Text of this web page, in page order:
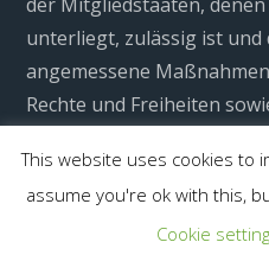
unterliegt, zulässig ist und
angemessene
Rechte und Freiheiten
(3) mit Ihrer
Allerdings dürfen diese
besonderen Kategorien
This website uses cookies to
assume you're ok with this,
Cookie